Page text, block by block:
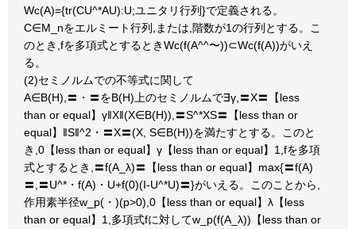
Wc(A)={tr(CU^*AU):U;ユニタリ行列}で定義される。
C∈M_nをエルミート行列,または,階数が1の行列とする。こ
のとき,fを多項式とするときWc(f(A^^〜))⊂Wc(f(A))がいえ
る。
(2)セミノルムでの不等式に関して
A∈B(H),〓・〓をB(H)上のセミノルムで∃γ,〓X〓【less
than or equal】γ‖X‖(X∈B(H)),〓S^*XS〓【less than or
equal】‖S‖^2・〓X〓(X, S∈B(H))を満たすとする。このと
き,0【less than or equal】γ【less than or equal】1,fを多項
式とするとき,〓f(A_λ)〓【less than or equal】max{〓f(A)
〓,〓U^*・f(A)・U+f(0)(I-U^*U)〓}がいえる。このことから,
作用素半径w_p(・)(p>0),0【less than or equal】λ【less
than or equal】1,多項式fに対してw_p(f(A_λ))【less than or